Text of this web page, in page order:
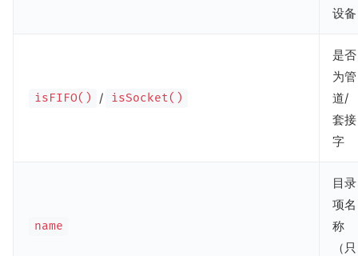
设备
isFIFO() / isSocket()
是否
为管
道/
套接
字
name
目录
项名
称
（只